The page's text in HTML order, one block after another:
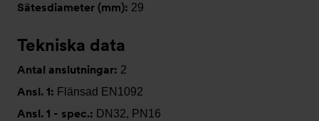
Sätesdiameter (mm): 29
Tekniska data
Antal anslutningar: 2
Ansl. 1: Flänsad EN1092
Ansl. 1 - spec.: DN32, PN16